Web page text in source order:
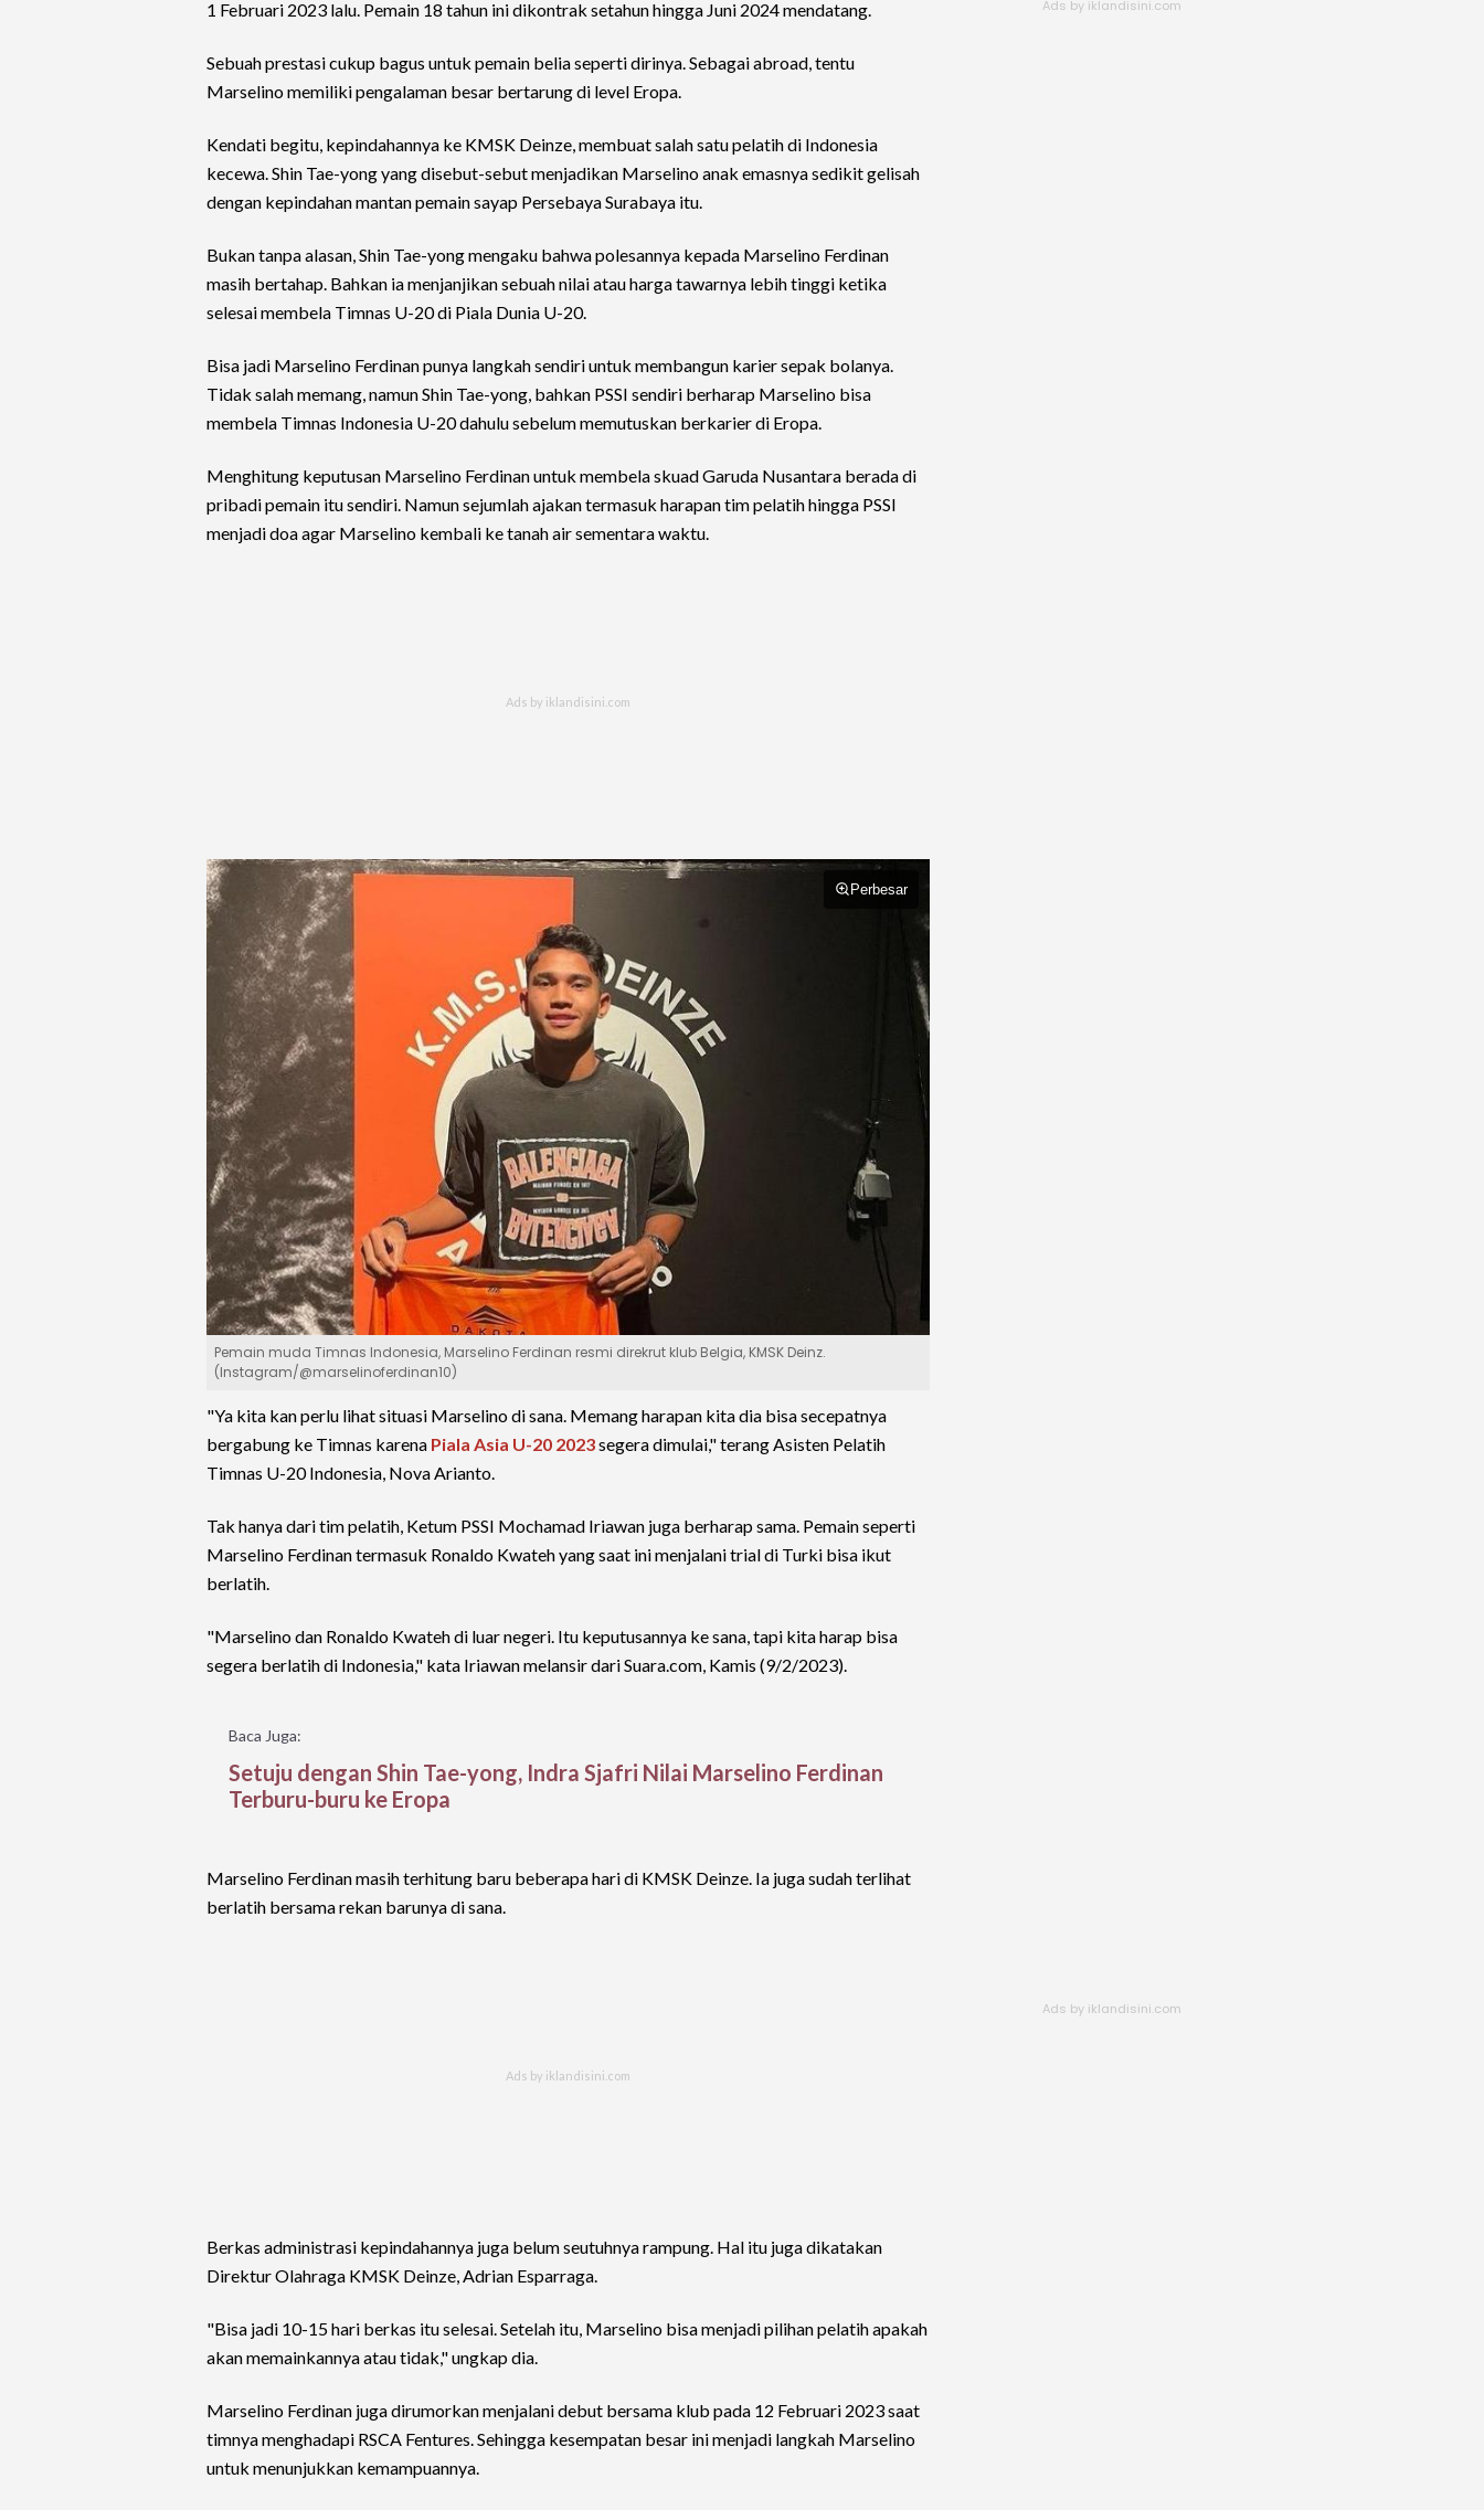
1 Februari 2023 lalu. Pemain 18 tahun ini dikontrak setahun hingga Juni 2024 mendatang.
Sebuah prestasi cukup bagus untuk pemain belia seperti dirinya. Sebagai abroad, tentu
Marselino memiliki pengalaman besar bertarung di level Eropa.
Kendati begitu, kepindahannya ke KMSK Deinze, membuat salah satu pelatih di Indonesia
kecewa. Shin Tae-yong yang disebut-sebut menjadikan Marselino anak emasnya sedikit gelisah
dengan kepindahan mantan pemain sayap Persebaya Surabaya itu.
Bukan tanpa alasan, Shin Tae-yong mengaku bahwa polesannya kepada Marselino Ferdinan
masih bertahap. Bahkan ia menjanjikan sebuah nilai atau harga tawarnya lebih tinggi ketika
selesai membela Timnas U-20 di Piala Dunia U-20.
Bisa jadi Marselino Ferdinan punya langkah sendiri untuk membangun karier sepak bolanya.
Tidak salah memang, namun Shin Tae-yong, bahkan PSSI sendiri berharap Marselino bisa
membela Timnas Indonesia U-20 dahulu sebelum memutuskan berkarier di Eropa.
Menghitung keputusan Marselino Ferdinan untuk membela skuad Garuda Nusantara berada di
pribadi pemain itu sendiri. Namun sejumlah ajakan termasuk harapan tim pelatih hingga PSSI
menjadi doa agar Marselino kembali ke tanah air sementara waktu.
Perbesar
Pemain muda Timnas Indonesia, Marselino Ferdinan resmi direkrut klub Belgia, KMSK Deinz.
(Instagram/@marselinoferdinan10)
"Ya kita kan perlu lihat situasi Marselino di sana. Memang harapan kita dia bisa secepatnya
bergabung ke Timnas karena Piala Asia U-20 2023segera dimulai," terang Asisten Pelatih
Timnas U-20 Indonesia, Nova Arianto.
Tak hanya dari tim pelatih, Ketum PSSI Mochamad Iriawan juga berharap sama. Pemain seperti
Marselino Ferdinan termasuk Ronaldo Kwateh yang saat ini menjalani trial di Turki bisa ikut
berlatih.
"Marselino dan Ronaldo Kwateh di luar negeri. Itu keputusannya ke sana, tapi kita harap bisa
segera berlatih di Indonesia," kata Iriawan melansir dari Suara.com, Kamis (9/2/2023).
Baca Juga:
Setuju dengan Shin Tae-yong, Indra Sjafri Nilai Marselino Ferdinan
Terburu-buru ke Eropa
Marselino Ferdinan masih terhitung baru beberapa hari di KMSK Deinze. Ia juga sudah terlihat
berlatih bersama rekan barunya di sana.
Berkas administrasi kepindahannya juga belum seutuhnya rampung. Hal itu juga dikatakan
Direktur Olahraga KMSK Deinze, Adrian Esparraga.
"Bisa jadi 10-15 hari berkas itu selesai. Setelah itu, Marselino bisa menjadi pilihan pelatih apakah
akan memainkannya atau tidak," ungkap dia.
Marselino Ferdinan juga dirumorkan menjalani debut bersama klub pada 12 Februari 2023 saat
timnya menghadapi RSCA Fentures. Sehingga kesempatan besar ini menjadi langkah Marselino
untuk menunjukkan kemampuannya.